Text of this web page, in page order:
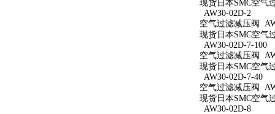
现货日本SMC空气
AW30-02D-2
空气过滤减压阀
现货日本SMC空气
AW30-02D-7-100
空气过滤减压阀
现货日本SMC空气
AW30-02D-7-40
空气过滤减压阀
现货日本SMC空气
AW30-02D-8